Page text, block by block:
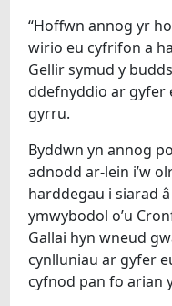
“Hoffwn annog yr
wirio eu cyfrifon a
Gellir symud y
ddefnyddio ar gyfer
gyrru.
Byddwn yn annog
adnodd ar-lein i’w
harddegau i siarad
ymwybodol o’u
Gallai hyn wneud
cynlluniau ar gyfer
cyfnod pan fo arian